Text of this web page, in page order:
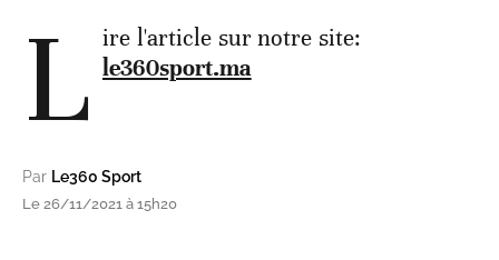
L ire l'article sur notre site:
le360sport.ma
Par Le360 Sport
Le 26/11/2021 à 15h20